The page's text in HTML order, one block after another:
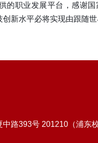
的职业发展平台，感谢
新水平必将实现由跟随
中路393号 201210（浦东校